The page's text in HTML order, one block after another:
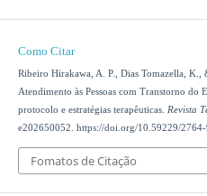
Como Citar
Ribeiro Hirakawa, A. P., Dias Tomazella, K.,
Atendimento às Pessoas com Transtorno do
protocolo e estratégias terapêuticas. Revista
e202650052. https://doi.org/10.59229/
Fomatos de Citação